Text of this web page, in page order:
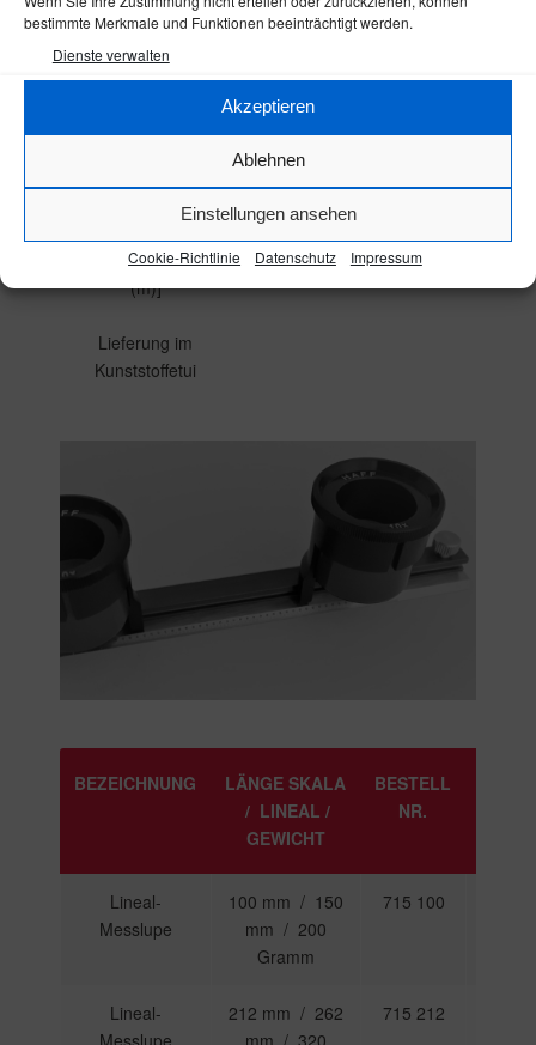
bestimmte Merkmale und Funktionen beeinträchtigt werden.
Dienste verwalten
Akzeptieren
Ablehnen
Einstellungen ansehen
Cookie-Richtlinie Datenschutz Impressum
Stahl
100/212/300/400
[0,02 + 0,05 x L
(m)]
Lieferung im
Kunststoffetui
aplanatisches
Glaslinsensystem;
Eine 2. Schiebelupe (extra
Punktes bei längeren
Linealen zu empfehlen.
BEZEICHNUNG
LÄNGE SKALA
/ LINEAL /
GEWICHT
BESTELL
NR.
Lineal-
Messlupe
100 mm / 150
mm / 200
Gramm
715 100
Lineal-
Messlupe
212 mm / 262
mm / 320
715 212